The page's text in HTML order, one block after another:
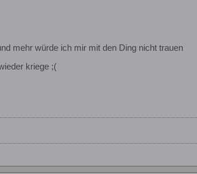
mehr würde ich mir mit den Ding nicht trauen
kriege ;(